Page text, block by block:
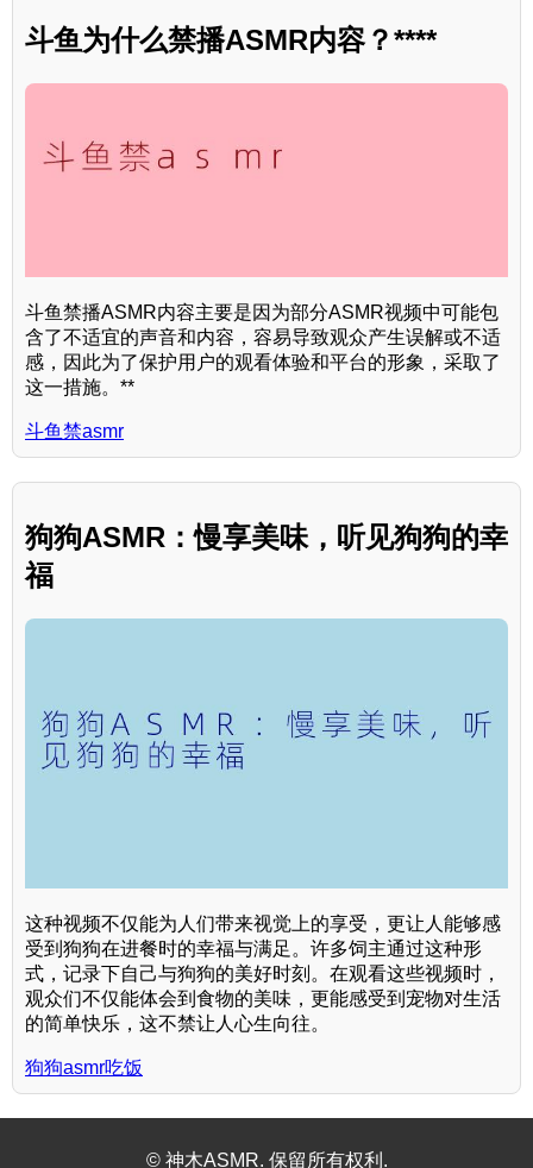
斗鱼为什么禁播ASMR内容？****
斗鱼禁播ASMR内容主要是因为部分ASMR视频中可能包
含了不适宜的声音和内容，容易导致观众产生误解或不适
感，因此为了保护用户的观看体验和平台的形象，采取了
这一措施。**
斗鱼禁asmr
狗狗ASMR：慢享美味，听见狗狗的幸
福
这种视频不仅能为人们带来视觉上的享受，更让人能够感
受到狗狗在进餐时的幸福与满足。许多饲主通过这种形
式，记录下自己与狗狗的美好时刻。在观看这些视频时，
观众们不仅能体会到食物的美味，更能感受到宠物对生活
的简单快乐，这不禁让人心生向往。
狗狗asmr吃饭
© 神木ASMR. 保留所有权利.